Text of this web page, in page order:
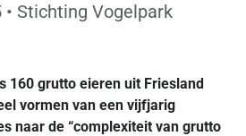
• Stichting Vogelpark
160 grutto eieren uit Friesland
vormen van een vijfjarig
naar de “complexiteit van grutto